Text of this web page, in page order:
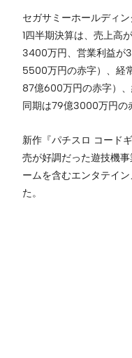
セガサミーホールディ
1四半期決算は、売上高
3400万円、営業利益が
5500万円の赤字）、経
87億600万円の赤字）、
同期は79億3000万円の
新作『パチスロ コード
売が好調だった遊技機
ームを含むエンタテイ
た。